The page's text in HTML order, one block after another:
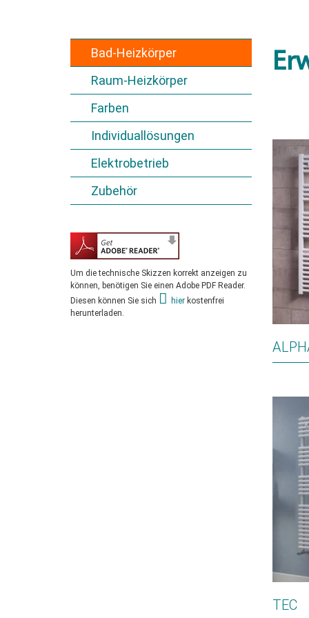
Bad-Heizkörper
Raum-Heizkörper
Farben
Individuallösungen
Elektrobetrieb
Zubehör
Um die technische Skizzen korrekt anzeigen zu
können, benötigen Sie einen Adobe PDF Reader.
Diesen können Sie sich
hier kostenfrei
herunterladen.
TEC